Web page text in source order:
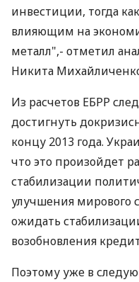
инвестиции, тогда
влияющим на
металл",- отметил
Никита
Из расчетов ЕБРР
достигнуть
концу 2013 года.
что это произойдет
стабилизации
улучшения мирового
ожидать
возобновления
Поэтому уже в